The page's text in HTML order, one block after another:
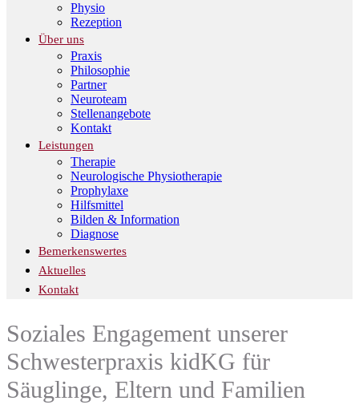
Physio
Rezeption
Über uns
Praxis
Philosophie
Partner
Neuroteam
Stellenangebote
Kontakt
Leistungen
Therapie
Neurologische Physiotherapie
Prophylaxe
Hilfsmittel
Bilden & Information
Diagnose
Bemerkenswertes
Aktuelles
Kontakt
Soziales Engagement unserer
Schwesterpraxis kidKG für
Säuglinge, Eltern und Familien